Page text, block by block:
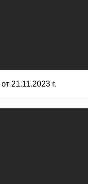
от 21.11.2023 г.